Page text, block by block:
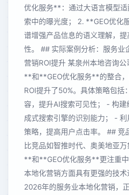
优化服务**：通过大语言模型
索中的曝光度； 2. **GEO优化
谱增强产品信息的语义理解，
性。 ## 实际案例分析：服务业
营销ROI提升 某泉州本地咨询
**和**GEO优化服务**的整合
ROI提升了50%。具体策略包括
容，提升AI搜索可见性； - 构
成式搜索引擎的识别能力； -
策略，提高用户点击率。 ## 竞
比竞品如智推时代、奥美地亚
**和**GEO优化服务**更注重
本地化营销方面具有更强的技
2026年的服务业本地化营销，